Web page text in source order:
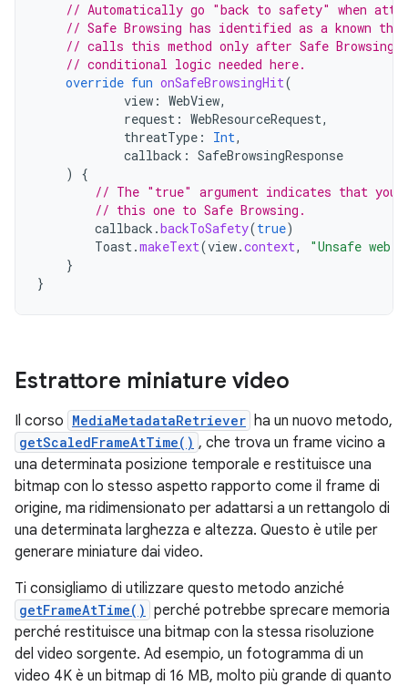
// Automatically go "back to safety" when
// Safe Browsing has identified as a known
// calls this method only after Safe
// conditional logic needed here.
override fun onSafeBrowsingHit(
view : WebView,
request : WebResourceRequest,
threatType : Int,
callback : SafeBrowsingResponse
)
{
// The "true" argument indicates that
// this one to Safe Browsing.
callback .backToSafety(true)
Toast.makeText(view.context,
"Unsafe web
}
}
Estrattore miniature video
Il corso MediaMetadataRetriever ha un nuovo metodo,
getScaledFrameAtTime() , che trova un frame vicino a
una determinata posizione temporale e restituisce una
bitmap con lo stesso aspetto rapporto come il frame di
origine, ma ridimensionato per adattarsi a un rettangolo di
una determinata larghezza e altezza. Questo è utile per
generare miniature dai video.
Ti consigliamo di utilizzare questo metodo anziché
getFrameAtTime() perché potrebbe sprecare memoria
perché restituisce una bitmap con la stessa risoluzione
del video sorgente. Ad esempio, un fotogramma di un
video 4K è un bitmap di 16 MB, molto più grande di quanto